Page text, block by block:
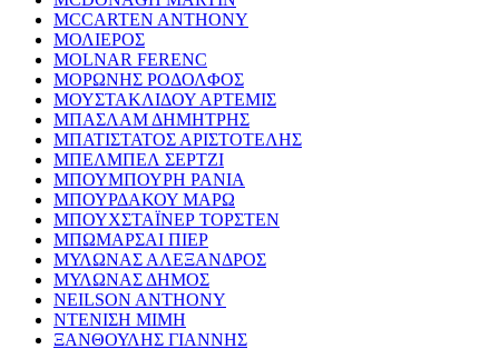
MCCARTEN ANTHONY
ΜΟΛΙΕΡΟΣ
MOLNAR FERENC
ΜΟΡΩΝΗΣ ΡΟΔΟΛΦΟΣ
ΜΟΥΣΤΑΚΛΙΔΟΥ ΑΡΤΕΜΙΣ
ΜΠΑΣΛΑΜ ΔΗΜΗΤΡΗΣ
ΜΠΑΤΙΣΤΑΤΟΣ ΑΡΙΣΤΟΤΕΛΗΣ
ΜΠΕΛΜΠΕΛ ΣΕΡΤΖΙ
ΜΠΟΥΜΠΟΥΡΗ ΡΑΝΙΑ
ΜΠΟΥΡΔΑΚΟΥ ΜΑΡΩ
ΜΠΟΥΧΣΤΑΪΝΕΡ ΤΟΡΣΤΕΝ
ΜΠΩΜΑΡΣΑΙ ΠΙΕΡ
ΜΥΛΩΝΑΣ ΑΛΕΞΑΝΔΡΟΣ
ΜΥΛΩΝΑΣ ΔΗΜΟΣ
NEILSON ANTHONY
ΝΤΕΝΙΣΗ ΜΙΜΗ
ΞΑΝΘΟΥΛΗΣ ΓΙΑΝΝΗΣ